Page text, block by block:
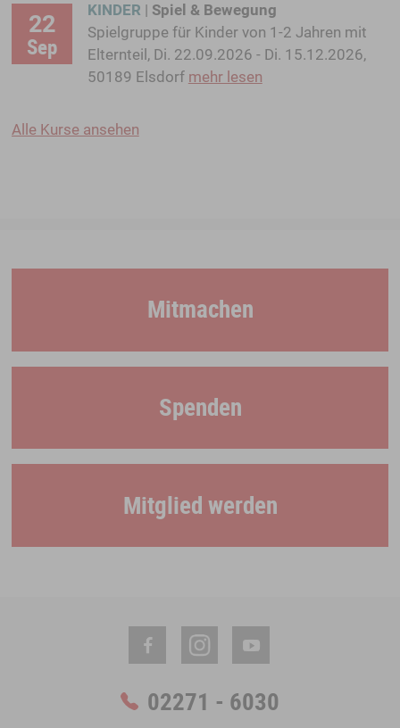
22
Sep
KINDER | Spiel & Bewegung
Spielgruppe für Kinder von 1-2 Jahren mit
Elternteil, Di. 22.09.2026 - Di. 15.12.2026,
50189 Elsdorf mehr lesen
Alle Kurse ansehen
Mitmachen
Spenden
Mitglied werden
02271 - 6030